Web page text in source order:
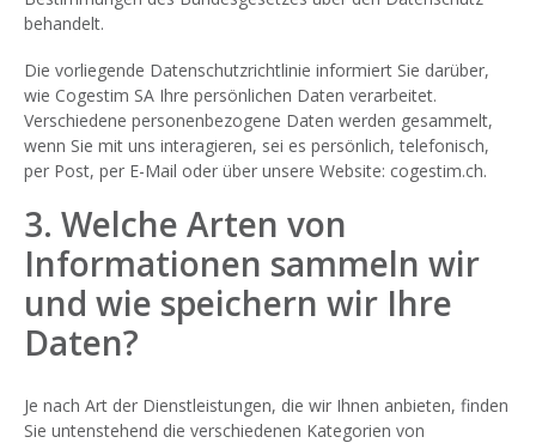
behandelt.
Die vorliegende Datenschutzrichtlinie informiert Sie darüber,
wie Cogestim SA Ihre persönlichen Daten verarbeitet.
Verschiedene personenbezogene Daten werden gesammelt,
wenn Sie mit uns interagieren, sei es persönlich, telefonisch,
per Post, per E-Mail oder über unsere Website: cogestim.ch.
3. Welche Arten von
Informationen sammeln wir
und wie speichern wir Ihre
Daten?
Je nach Art der Dienstleistungen, die wir Ihnen anbieten, finden
Sie untenstehend die verschiedenen Kategorien von